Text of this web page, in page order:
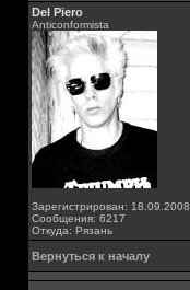
Del Piero
Аnticonformista
Зарегистрирован: 18.09.2008
Сообщения: 6217
Откуда: Рязань
Вернуться к началу